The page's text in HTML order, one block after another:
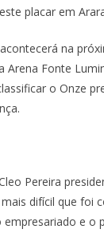
placar em
na
Arena Fonte
o Onze
Pereira
difícil que foi
empresariado e o